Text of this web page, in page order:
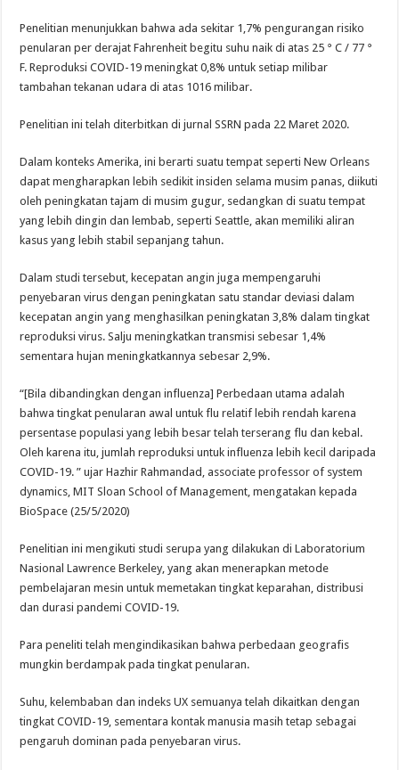
Penelitian menunjukkan bahwa ada sekitar 1,7% pengurangan risiko
penularan per derajat Fahrenheit begitu suhu naik di atas 25 ° C / 77 °
F. Reproduksi COVID-19 meningkat 0,8% untuk setiap milibar
tambahan tekanan udara di atas 1016 milibar.
Penelitian ini telah diterbitkan di jurnal SSRN pada 22 Maret 2020.
Dalam konteks Amerika, ini berarti suatu tempat seperti New Orleans
dapat mengharapkan lebih sedikit insiden selama musim panas, diikuti
oleh peningkatan tajam di musim gugur, sedangkan di suatu tempat
yang lebih dingin dan lembab, seperti Seattle, akan memiliki aliran
kasus yang lebih stabil sepanjang tahun.
Dalam studi tersebut, kecepatan angin juga mempengaruhi
penyebaran virus dengan peningkatan satu standar deviasi dalam
kecepatan angin yang menghasilkan peningkatan 3,8% dalam tingkat
reproduksi virus. Salju meningkatkan transmisi sebesar 1,4%
sementara hujan meningkatkannya sebesar 2,9%.
“[Bila dibandingkan dengan influenza] Perbedaan utama adalah
bahwa tingkat penularan awal untuk flu relatif lebih rendah karena
persentase populasi yang lebih besar telah terserang flu dan kebal.
Oleh karena itu, jumlah reproduksi untuk influenza lebih kecil daripada
COVID-19. ” ujar Hazhir Rahmandad, associate professor of system
dynamics, MIT Sloan School of Management, mengatakan kepada
BioSpace (25/5/2020)
Penelitian ini mengikuti studi serupa yang dilakukan di Laboratorium
Nasional Lawrence Berkeley, yang akan menerapkan metode
pembelajaran mesin untuk memetakan tingkat keparahan, distribusi
dan durasi pandemi COVID-19.
Para peneliti telah mengindikasikan bahwa perbedaan geografis
mungkin berdampak pada tingkat penularan.
Suhu, kelembaban dan indeks UX semuanya telah dikaitkan dengan
tingkat COVID-19, sementara kontak manusia masih tetap sebagai
pengaruh dominan pada penyebaran virus.